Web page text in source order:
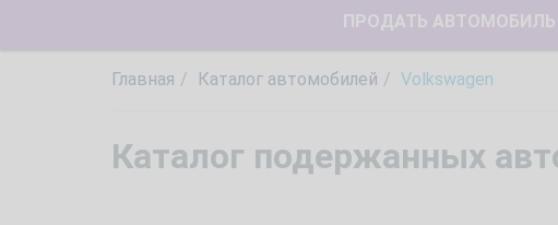
ПРОДАТЬ АВТОМОБИЛЬ
Главная Каталог автомобилей Volkswagen
Каталог подержанных